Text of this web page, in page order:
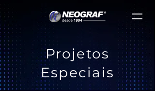
Projetos
Especiais